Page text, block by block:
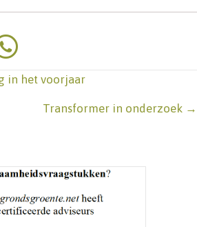
in het voorjaar
Transformer in onderzoek →